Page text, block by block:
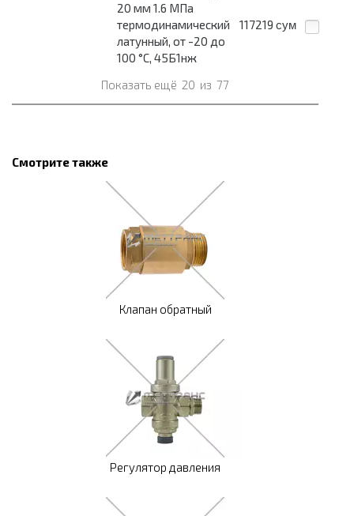
20 мм 1.6 МПа
термодинамический
латунный, от -20 до
100 °С, 45Б1нж
117219 сум
Показать ещё 20 из 77
Смотрите также
Клапан обратный
Регулятор давления